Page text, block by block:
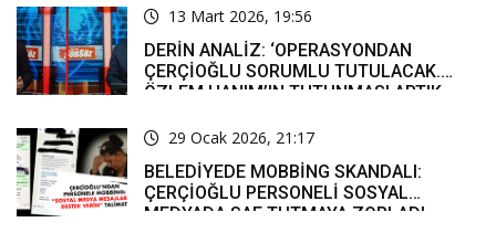
13 Mart 2026, 19:56
DERİN ANALİZ: ‘OPERASYONDAN
ÇERÇİOĞLU SORUMLU TUTULACAK.
ÖZLEM HANIM’IN TUTUNMASI ARTIK
29 Ocak 2026, 21:17
BELEDİYEDE MOBBİNG SKANDALI:
ÇERÇİOĞLU PERSONELİ SOSYAL
MEDYADA SAF TUTMAYA ZORLADI